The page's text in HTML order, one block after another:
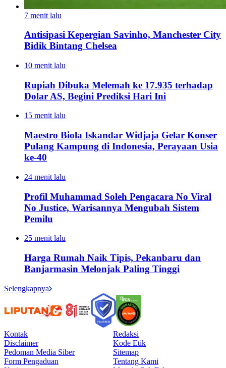
7 menit lalu
Antisipasi Kepergian Savinho, Manchester City
Bidik Bintang Chelsea
10 menit lalu
Rupiah Dibuka Melemah ke 17.935 terhadap
Dolar AS, Begini Prediksi Hari Ini
15 menit lalu
Maestro Biola Iskandar Widjaja Gelar Konser
Pulang Kampung di Indonesia, Perayaan Usia
ke-40
24 menit lalu
Profil Muhammad Soleh Pengacara No Viral
No Justice, Warisannya Mengubah Sistem
Pemilu
25 menit lalu
Harga Rumah Naik Tipis, Pekanbaru dan
Banjarmasin Melonjak Paling Tinggi
Selengkapnya
Kontak
Redaksi
Disclaimer
Kode Etik
Pedoman Media Siber
Sitemap
Form Pengaduan
Tentang Kami